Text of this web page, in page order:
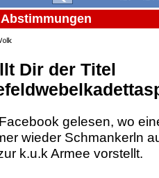
Dir der Titel
gelesen, wo
wieder Schmankerln
k.u.k Armee vorstellt.